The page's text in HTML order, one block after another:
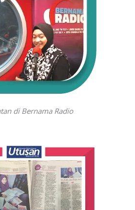
di Bernama Radio